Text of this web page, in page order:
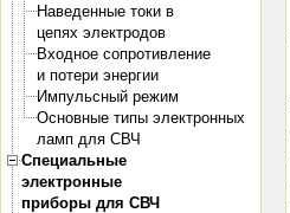
Наведенные токи в
цепях электродов
Входное сопротивление
и потери энергии
Импульсный режим
Основные типы электронных
ламп для СВЧ
Специальные
электронные
приборы для СВЧ